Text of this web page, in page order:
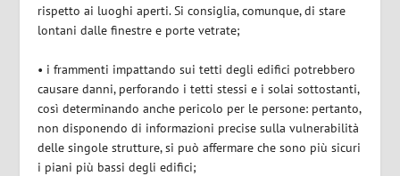
rispetto ai luoghi aperti. Si consiglia, comunque, di stare
lontani dalle finestre e porte vetrate;
• i frammenti impattando sui tetti degli edifici potrebbero
causare danni, perforando i tetti stessi e i solai sottostanti,
così determinando anche pericolo per le persone: pertanto,
non disponendo di informazioni precise sulla vulnerabilità
delle singole strutture, si può affermare che sono più sicuri
i piani più bassi degli edifici;